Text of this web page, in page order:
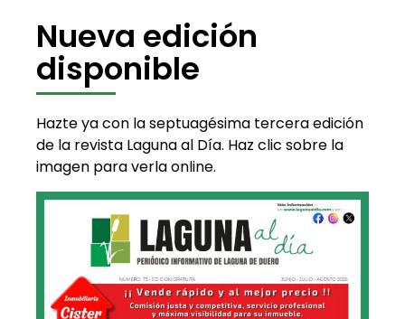
Nueva edición
disponible
Hazte ya con la septuagésima tercera edición
de la revista Laguna al Día. Haz clic sobre la
imagen para verla online.